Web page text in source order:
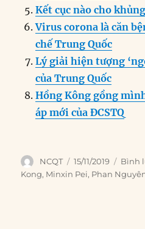
Kết cục nào cho
Virus corona là căn
chế Trung Quốc
Lý giải hiện tượng
của Trung Quốc
Hồng Kông gồng
áp mới của ĐCSTQ
Author
NCQT
Posted
on
15/11/2019 Bình
Kong, Minxin Pei, Phan